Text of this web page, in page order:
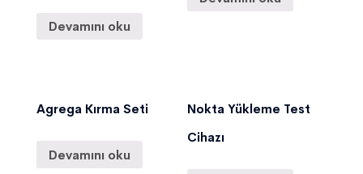
Devamını oku
Agrega Kırma Seti
Devamını oku
Nokta Yükleme Test
Cihazı